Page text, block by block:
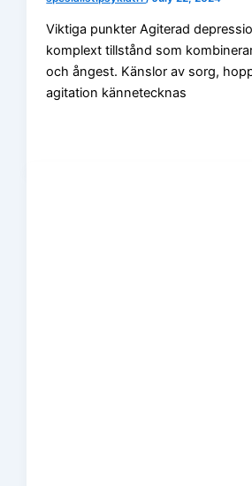
Viktiga punkter Agiterad
komplext tillstånd som
och ångest. Känslor av sorg,
agitation kännetecknas